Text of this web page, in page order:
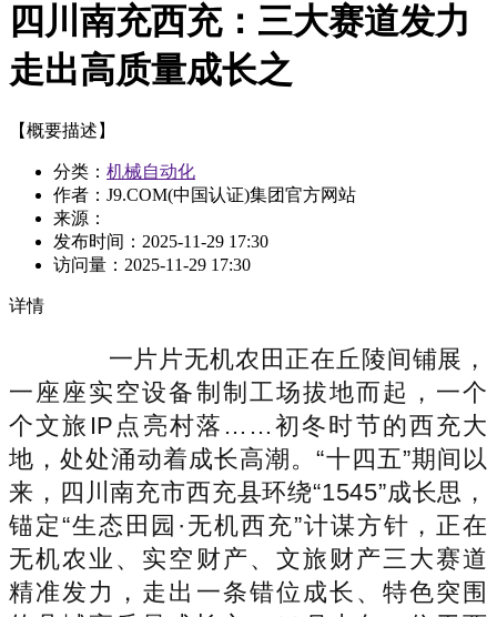
四川南充西充：三大赛道发力
走出高质量成长之
【概要描述】
分类： 机械自动化
作者：J9.COM(中国认证)集团官方网站
来源：
发布时间： 2025-11-29 17:30
访问量： 2025-11-29 17:30
详情
一片片无机农田正在丘陵间铺展，
一座座实空设备制制工场拔地而起，一个
个文旅IP点亮村落……初冬时节的西充大
地，处处涌动着成长高潮。“十四五”期间以
来，四川南充市西充县环绕“1545”成长思，
锚定“生态田园·无机西充”计谋方针，正在
无机农业、实空财产、文旅财产三大赛道
精准发力，走出一条错位成长、特色突围